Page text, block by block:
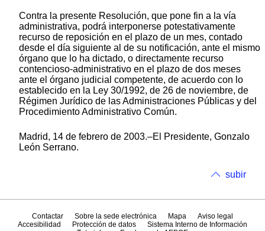
Contra la presente Resolución, que pone fin a la vía
administrativa, podrá interponerse potestativamente
recurso de reposición en el plazo de un mes, contado
desde el día siguiente al de su notificación, ante el mismo
órgano que lo ha dictado, o directamente recurso
contencioso-administrativo en el plazo de dos meses
ante el órgano judicial competente, de acuerdo con lo
establecido en la Ley 30/1992, de 26 de noviembre, de
Régimen Jurídico de las Administraciones Públicas y del
Procedimiento Administrativo Común.
Madrid, 14 de febrero de 2003.–El Presidente, Gonzalo
León Serrano.
subir
Contactar Sobre la sede electrónica Mapa
Aviso legal
Accesibilidad
Protección de datos
Sistema Interno de Información